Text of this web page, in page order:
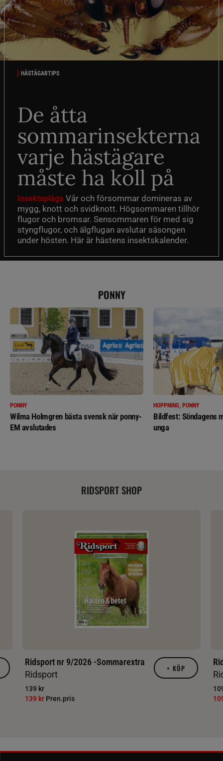
HÄSTÄGARTIPS
De åtta
sommarinsekterna
varje hästägare
måste ha koll på
Insektsplåga Vår och försommar domineras av
mygg, knott och svidknott. Högsommaren tillhör
flugor och bromsar. Sensommaren för med sig
styngflugor, och älgflugan avslutar säsongen
under hösten. Här är hästens insektskalender.
PONNY
PONNY
Wilma Holmgren bästa svensk när ponny-
EM avslutades
HOPPNING, PONNY
Bildfest: Söndagens
unga
RIDSPORT SHOP
Ridsport nr 9/2026 -Sommarextra
Ridsport
139 kr
139 kr Pren.pris
+ KÖP